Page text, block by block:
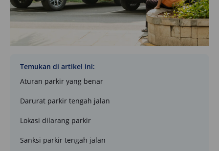
Temukan di artikel ini:
Aturan parkir yang benar
Darurat parkir tengah jalan
Lokasi dilarang parkir
Sanksi parkir tengah jalan